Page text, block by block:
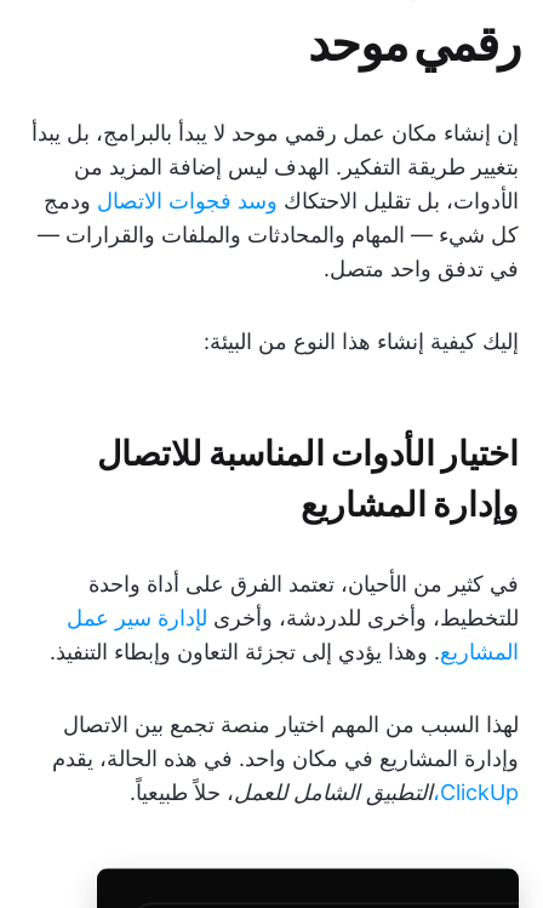
رقمي موحد
إن إنشاء مكان عمل رقمي موحد لا يبدأ بالبرامج، بل يبدأ
بتغيير طريقة التفكير. الهدف ليس إضافة المزيد من
الأدوات، بل تقليل الاحتكاك وسد فجوات الاتصال ودمج
كل شيء — المهام والمحادثات والملفات والقرارات —
في تدفق واحد متصل.
إليك كيفية إنشاء هذا النوع من البيئة:
اختيار الأدوات المناسبة للاتصال
وإدارة المشاريع
في كثير من الأحيان، تعتمد الفرق على أداة واحدة
للتخطيط، وأخرى للدردشة، وأخرى لإدارة سير عمل
المشاريع. وهذا يؤدي إلى تجزئة التعاون وإبطاء التنفيذ.
لهذا السبب من المهم اختيار منصة تجمع بين الاتصال
وإدارة المشاريع في مكان واحد. في هذه الحالة، يقدم
ClickUp، التطبيق الشامل للعمل، حلاً طبيعياً.